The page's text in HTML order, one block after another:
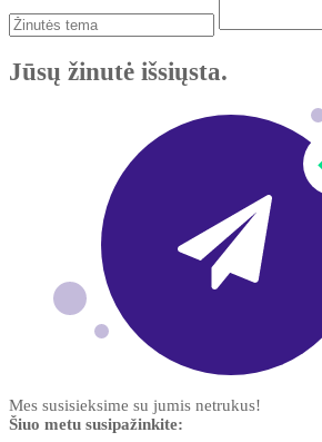
Jūsų žinutė išsiųsta.
Mes susisieksime su jumis netrukus!
Šiuo metu susipažinkite: